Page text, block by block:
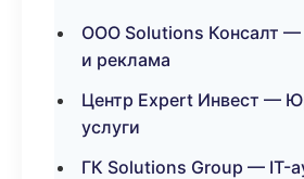
ООО Solutions Консалт —
и реклама
Центр Expert Инвест —
услуги
ГК Solutions Group — IT-